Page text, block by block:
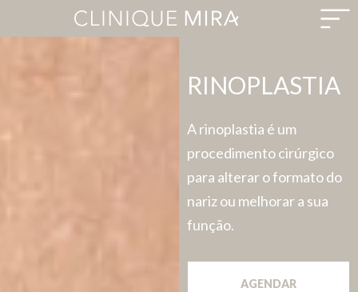
RINOPLASTIA
A rinoplastia é um
procedimento cirúrgico
para alterar o formato do
nariz ou melhorar a sua
função.
AGENDAR